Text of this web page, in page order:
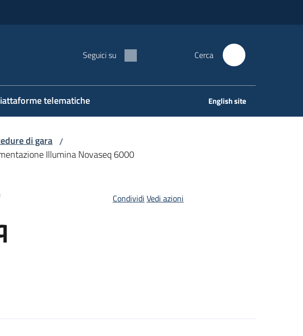
Seguici su Cerca
telematiche English site
di gara /
Illumina Novaseq 6000
Condividi Vedi azioni